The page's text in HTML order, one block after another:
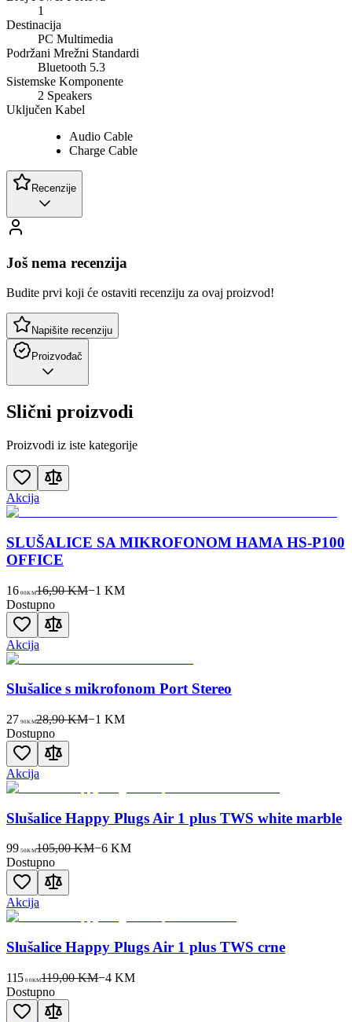
1
Destinacija
PC Multimedia
Podržani Mrežni Standardi
Bluetooth 5.3
Sistemske Komponente
2 Speakers
Uključen Kabel
Audio Cable
Charge Cable
Recenzije
Još nema recenzija
Budite prvi koji će ostaviti recenziju za ovaj proizvod!
Napišite recenziju
Proizvođač
Slični proizvodi
Proizvodi iz iste kategorije
Akcija
SLUŠALICE SA MIKROFONOM HAMA HS-P100
OFFICE
16 00KM16,90 KM−1 KM
Dostupno
Akcija
Slušalice s mikrofonom Port Stereo
27 90KM28,90 KM−1 KM
Dostupno
Akcija
Slušalice Happy Plugs Air 1 plus TWS white marble
99 50KM105,00 KM−6KM
Dostupno
Akcija
Slušalice Happy Plugs Air 1 plus TWS crne
115 00KM119,00 KM−4 KM
Dostupno